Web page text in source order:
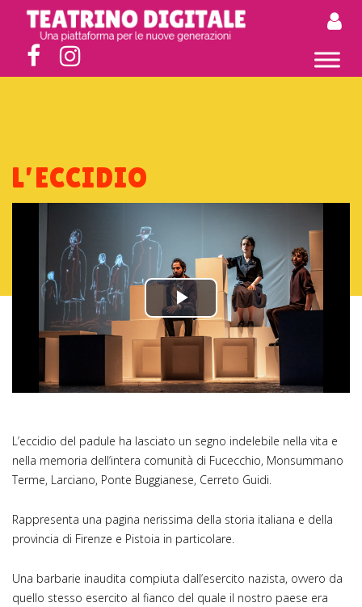
L’ECCIDIO
Play
Video
L’eccidio del padule ha lasciato un segno indelebile nella vita e
nella memoria dell’intera comunità di Fucecchio, Monsummano
Terme, Larciano, Ponte Buggianese, Cerreto Guidi.
Rappresenta una pagina nerissima della storia italiana e della
provincia di Firenze e Pistoia in particolare.
Una barbarie inaudita compiuta dall’esercito nazista, ovvero da
quello stesso esercito al fianco del quale il nostro paese era